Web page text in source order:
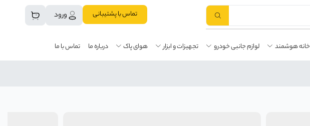
ورود تماس با پشتیبانی
خانه هوشمند لوازم جانبی خودرو تجهیزات و ابزار هوای پاک درباره ما تماس با ما